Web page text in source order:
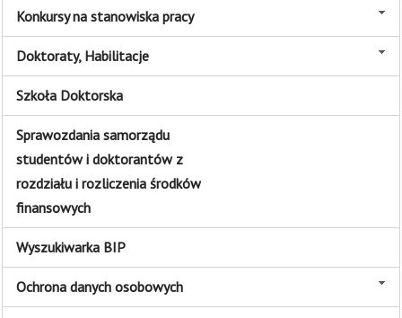
Konkursy na stanowiska pracy
Doktoraty, Habilitacje
Szkoła Doktorska
Sprawozdania samorządu
studentów i doktorantów z
rozdziału i rozliczenia środków
finansowych
Wyszukiwarka BIP
Ochrona danych osobowych